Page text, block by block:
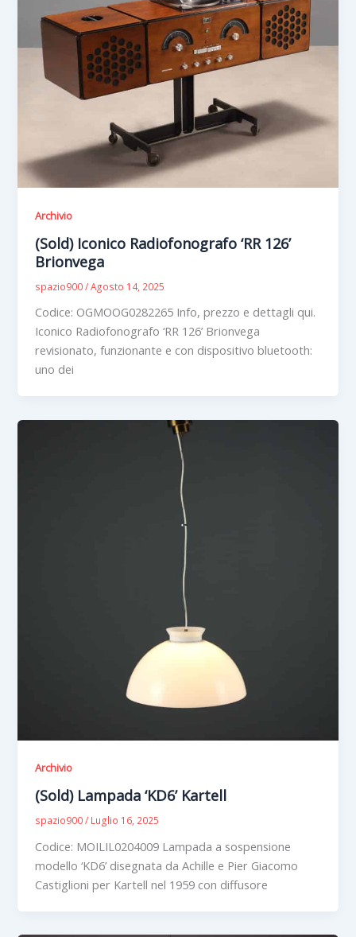
Archivio
(Sold) Iconico Radiofonografo ‘RR 126’
Brionvega
spazio900/Agosto 14, 2025
Codice: OGMOOG0282265 Info, prezzo e dettagli qui.
Iconico Radiofonografo ‘RR 126’ Brionvega
revisionato, funzionante e con dispositivo bluetooth:
uno dei
Archivio
(Sold) Lampada ‘KD6’ Kartell
spazio900/ Luglio 16, 2025
Codice: MOILIL0204009 Lampada a sospensione
modello ‘KD6’ disegnata da Achille e Pier Giacomo
Castiglioni per Kartell nel 1959 con diffusore